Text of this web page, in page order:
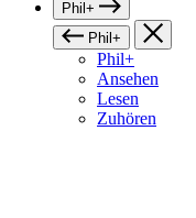
Phil+
Phil+
Phil+
Ansehen
Lesen
Zuhören